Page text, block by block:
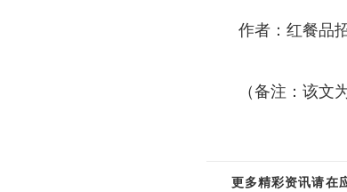
作者：红餐品
（备注：该文
更多精彩资讯请在